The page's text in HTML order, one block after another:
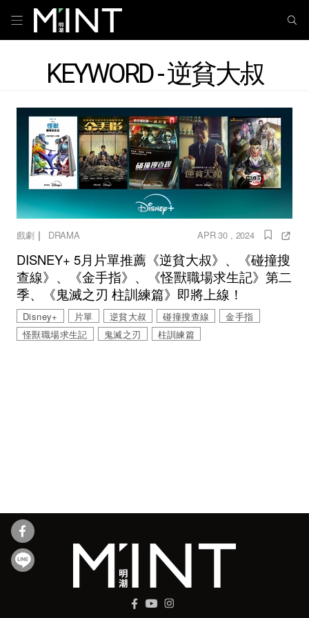
KEYWORD - 逆貧大叔
戲劇｜ DRAMA APR 30 , 2024
DISNEY+ 5月片單推薦《逆貧大叔》、《碰撞搜
查線》、《金手指》、《怪獸職場求生記》第二
季、《鬼滅之刃 柱訓練篇》即將上線！
Disney+ 片單 逆貧大叔 碰撞搜查線
金手指
怪獸職場求生記
鬼滅之刃 柱訓練篇